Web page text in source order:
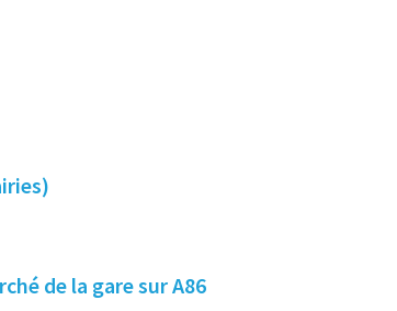
de la gare sur A86